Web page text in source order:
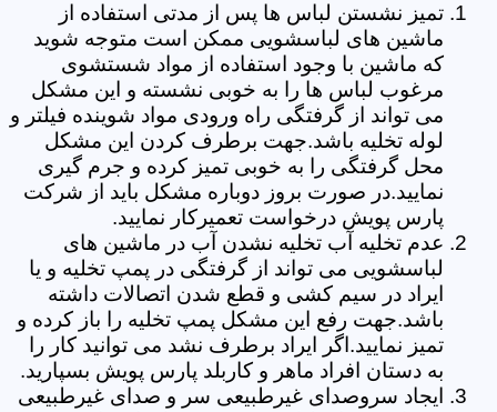
تمیز نشستن لباس ها پس از مدتی استفاده از
ماشین های لباسشویی ممکن است متوجه شوید
که ماشین با وجود استفاده از مواد شستشوی
مرغوب لباس ها را به خوبی نشسته و این مشکل
می تواند از گرفتگی راه ورودی مواد شوینده فیلتر و
لوله تخلیه باشد.جهت برطرف کردن این مشکل
محل گرفتگی را به خوبی تمیز کرده و جرم گیری
نمایید.در صورت بروز دوباره مشکل باید از شرکت
پارس پویش درخواست تعمیرکار نمایید.
عدم تخلیه آب تخلیه نشدن آب در ماشین های
لباسشویی می تواند از گرفتگی در پمپ تخلیه و یا
ایراد در سیم کشی و قطع شدن اتصالات داشته
باشد.جهت رفع این مشکل پمپ تخلیه را باز کرده و
تمیز نمایید.اگر ایراد برطرف نشد می توانید کار را
به دستان افراد ماهر و کاربلد پارس پویش بسپارید.
ایجاد سروصدای غیرطبیعی سر و صدای غیرطبیعی